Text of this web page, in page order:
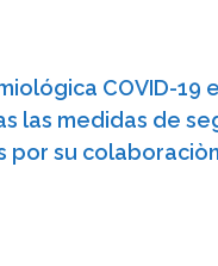
COVID-19
las medidas de
por su